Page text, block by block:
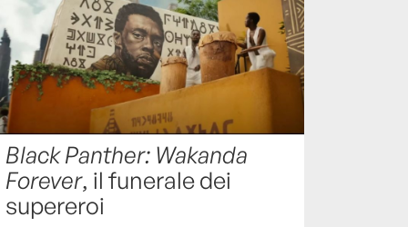
Black Panther: Wakanda
Forever, il funerale dei
supereroi